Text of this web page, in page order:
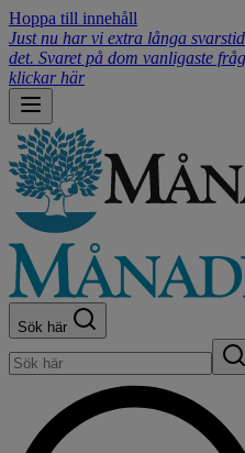
Hoppa till innehåll
Just nu har vi extra långa
det. Svaret på dom vanligaste
klickar här
Sök här